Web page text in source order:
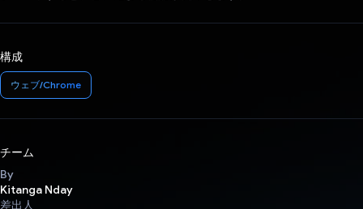
構成
ウェブ/Chrome
チーム
By
Kitanga Nday
差出人